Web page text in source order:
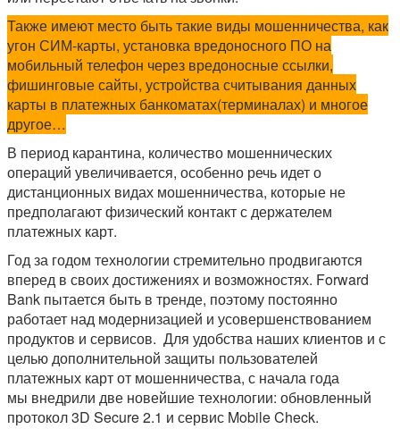
Также имеют место быть такие виды мошенничества, как
угон СИМ-карты, установка вредоносного ПО на
мобильный телефон через вредоносные ссылки,
фишинговые сайты, устройства считывания данных
карты в платежных банкоматах(терминалах) и многое
другое…
В период карантина, количество мошеннических
операций увеличивается, особенно речь идет о
дистанционных видах мошенничества, которые не
предполагают физический контакт с держателем
платежных карт.
Год за годом технологии стремительно продвигаются
вперед в своих достижениях и возможностях. Forward
Bank пытается быть в тренде, поэтому постоянно
работает над модернизацией и усовершенствованием
продуктов и сервисов. Для удобства наших клиентов и с
целью дополнительной защиты пользователей
платежных карт от мошенничества, с начала года
мы внедрили две новейшие технологии: обновленный
протокол 3D Secure 2.1 и сервис Mobile Check.